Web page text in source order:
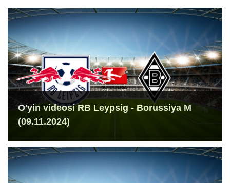
O'yin videosi RB Leypsig - Borussiya M
(09.11.2024)